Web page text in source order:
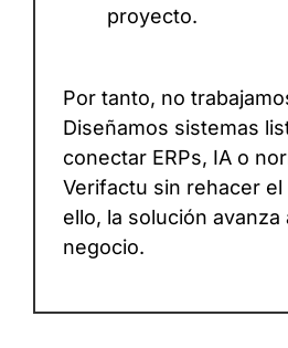
proyecto.
Por tanto, no
Diseñamos sistemas
conectar ERPs, IA o
Verifactu sin rehacer el
ello, la solución avanza
negocio.